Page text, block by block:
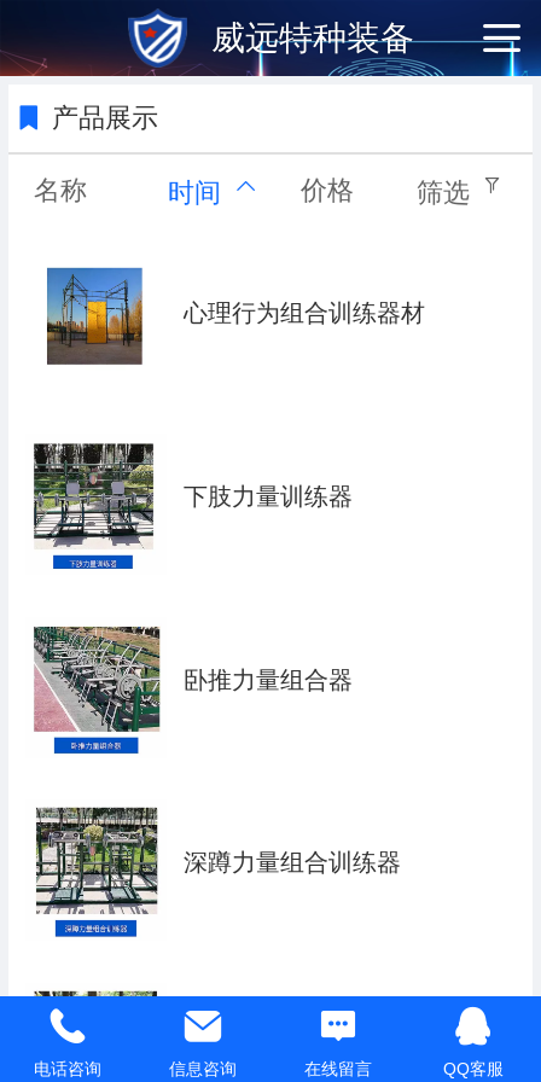
威远特种装备
产品展示
名称 时间 价格 筛选
心理行为组合训练器材
下肢力量训练器
卧推力量组合器
深蹲力量组合训练器
三角肌组合训练器
电话咨询 信息咨询 在线留言 QQ客服